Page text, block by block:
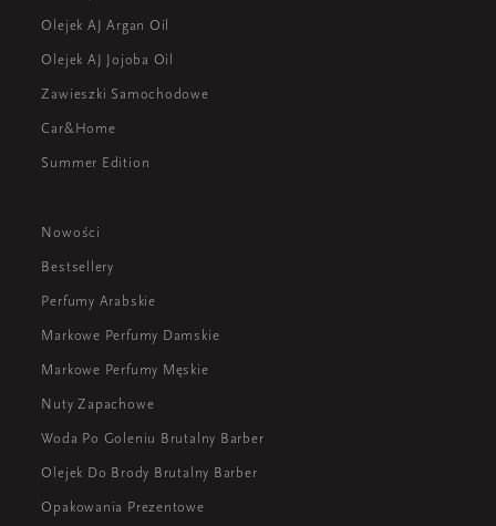
Olejek AJ Argan Oil
Olejek AJ Jojoba Oil
Zawieszki Samochodowe
Car&Home
Summer Edition
Nowości
Bestsellery
Perfumy Arabskie
Markowe Perfumy Damskie
Markowe Perfumy Męskie
Nuty Zapachowe
Woda Po Goleniu Brutalny Barber
Olejek Do Brody Brutalny Barber
Opakowania Prezentowe